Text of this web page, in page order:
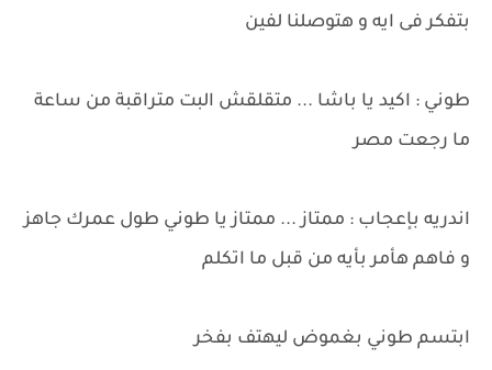
بتفكر فى ايه و هتوصلنا لفين
طوني : اكيد يا باشا ... متقلقش البت متراقبة من ساعة
ما رجعت مصر
اندريه بإعجاب : ممتاز ... ممتاز يا طوني طول عمرك جاهز
و فاهم هأمر بأيه من قبل ما اتكلم
ابتسم طوني بغموض ليهتف بفخر